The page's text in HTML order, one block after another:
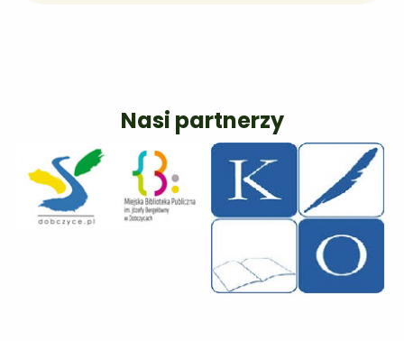
Nasi partnerzy